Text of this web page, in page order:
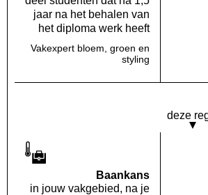
jaar na het behalen van
het diploma werk heeft
Vakexpert bloem, groen en
styling
deze
Baankans
in jouw vakgebied, na je